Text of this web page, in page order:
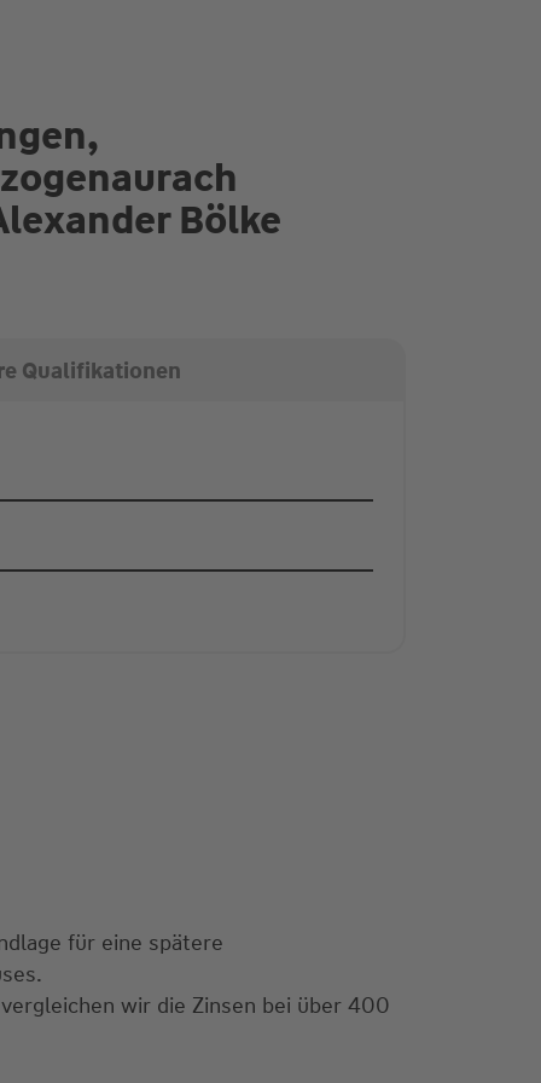
Bölke
Qualifikationen
für eine spätere
wir die Zinsen bei über 400